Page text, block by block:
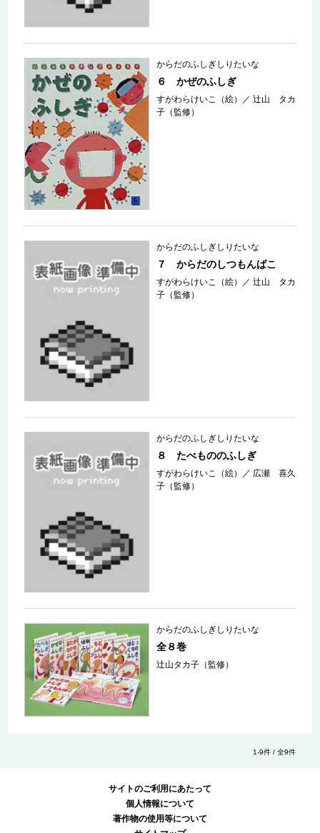
からだのふしぎしりたいな
６ かぜのふしぎ
すがわらけいこ（絵） ／辻山 タカ
子（監修）
からだのふしぎしりたいな
７ からだのしつもんばこ
すがわらけいこ（絵） ／辻山 タカ
子（監修）
からだのふしぎしりたいな
８ たべもののふしぎ
すがわらけいこ（絵） ／ 広瀬 喜久
子（監修）
からだのふしぎしりたいな
全８巻
辻山タカ子（監修）
1-9件 / 全9件
サイトのご利用にあたって
個人情報について
著作物の使用等について